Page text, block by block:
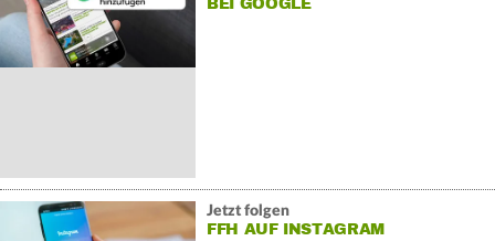
BEI GOOGLE
Jetzt folgen
FFH AUF INSTAGRAM